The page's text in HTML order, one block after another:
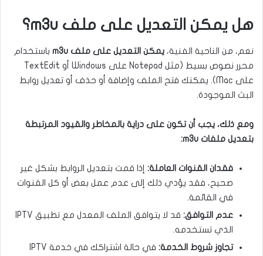
هل يمكن التعديل على ملف m3u؟
نعم، من الناحية الفنية، يمكن التعديل على ملف m3u
باستخدام
محرر نصوص بسيط (مثل Notepad على Windows أو TextEdit
على Mac). يمكنك فتح الملف وإضافة أو حذف أو تعديل روابط
البث الموجودة.
ومع ذلك، يجب أن تكون على دراية بالمخاطر والقيود المرتبطة
بتعديل ملفات m3u:
فقدان القنوات العاملة: إذا قمت بتعديل الروابط بشكل غير
صحيح، فقد يؤدي ذلك إلى عدم عمل بعض أو كل القنوات
في القائمة.
عدم التوافق:
قد لا يتوافق الملف المعدل مع تطبيق IPTV
الذي تستخدمه.
تجاوز شروط الخدمة:
في حالة اشتراكك في خدمة IPTV